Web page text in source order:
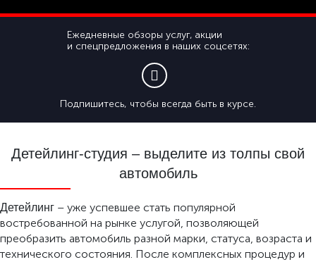
Ежедневные обзоры услуг, акции
и спецпредложения в наших соцсетях:
Подпишитесь, чтобы всегда быть в курсе.
Детейлинг-студия – выделите из толпы свой
автомобиль
Детейлинг – уже успевшее стать популярной
востребованной на рынке услугой, позволяющей
преобразить автомобиль разной марки, статуса, возраста и
технического состояния. После комплексных процедур и